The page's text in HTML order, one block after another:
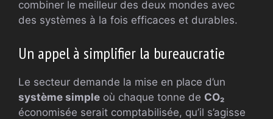
combiner le meilleur des deux mondes avec
des systèmes à la fois efficaces et durables.
Un appel à simplifier la bureaucratie
Le secteur demande la mise en place d’un
système simple où chaque tonne de CO₂
économisée serait comptabilisée, qu’il s’agisse